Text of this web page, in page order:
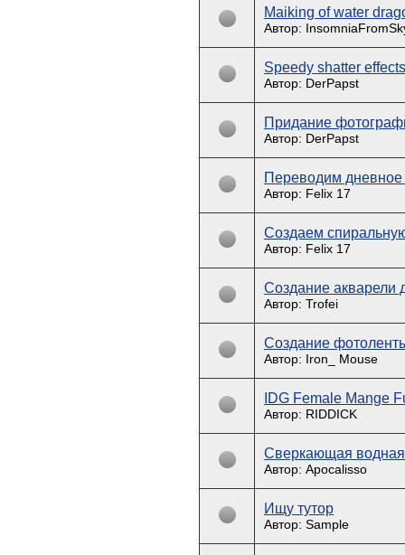
Maiking of water
Автор:
Speedy shatter effects
Автор: DerPapst
Придание
Автор: DerPapst
Переводим
Автор: Felix 17
Создаем
Автор: Felix 17
Создание акварели
Автор: Trofei
Создание
Автор: Iron_ Mouse
IDG Female Mange
Автор: RIDDICK
Сверкающая водная
Автор: Apocalisso
Ищу тутор
Автор: Sample